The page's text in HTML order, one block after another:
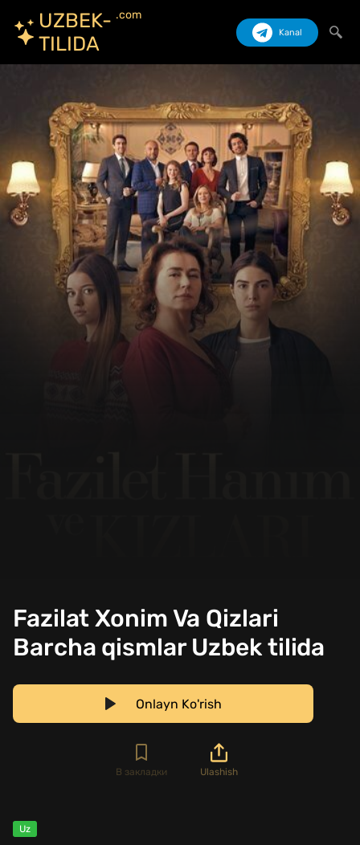
UZBEK-
TILIDA
.com
Kanal
Fazilat Xonim Va Qizlari
Barcha qismlar Uzbek tilida
Onlayn Ko'rish
В закладки Ulashish
Uz